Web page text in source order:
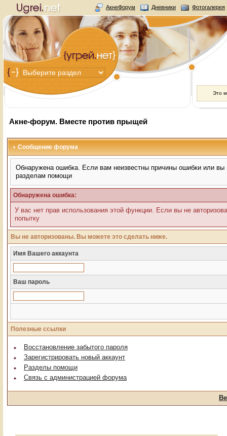
АкнеФорум Дневники Фотогалерея
Это
Акне-форум. Вместе против прыщей
Сообщение форума
Обнаружена ошибка. Если вам неизвестны причины ошибки или вы
разделам помощи
Обнаружена ошибка:
У вас нет прав использования этой функции. Если вы не
попытку
Вы не авторизованы. Вы можете это сделать ниже.
Имя Вашего аккаунта
Ваш пароль
Полезные ссылки
Восстановление забытого пароля
Зарегистрировать новый аккаунт
Разделы помощи
Связь с администрацией форума